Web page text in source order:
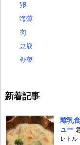
卵
海藻
肉
豆腐
野菜
新着記事
離乳
ュー
レトル